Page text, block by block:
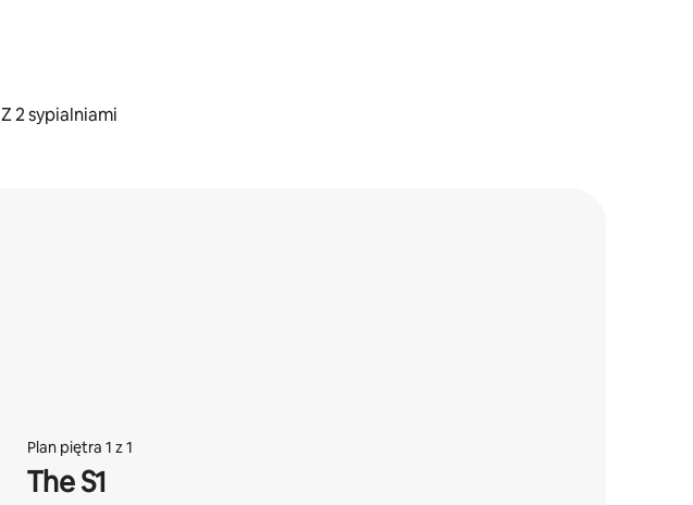
Z 2 sypialniami
Plan piętra 1 z 1
The S1